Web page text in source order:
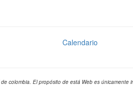
Calendario
colombia. El propósito de está Web es